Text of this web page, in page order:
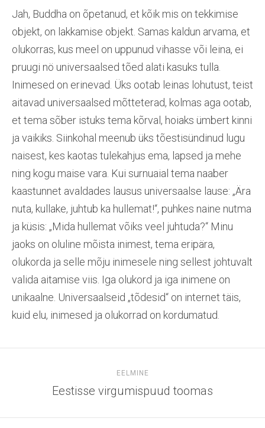
Jah, Buddha on õpetanud, et kõik mis on tekkimise
objekt, on lakkamise objekt. Samas kaldun arvama, et
olukorras, kus meel on uppunud vihasse või leina, ei
pruugi nö universaalsed tõed alati kasuks tulla.
Inimesed on erinevad. Üks ootab leinas lohutust, teist
aitavad universaalsed mõtteterad, kolmas aga ootab,
et tema sõber istuks tema kõrval, hoiaks ümbert kinni
ja vaikiks. Siinkohal meenub üks tõestisündinud lugu
naisest, kes kaotas tulekahjus ema, lapsed ja mehe
ning kogu maise vara. Kui surnuaial tema naaber
kaastunnet avaldades lausus universaalse lause: „Ära
nuta, kullake, juhtub ka hullemat!“, puhkes naine nutma
ja küsis: „Mida hullemat võiks veel juhtuda?“ Minu
jaoks on oluline mõista inimest, tema eripära,
olukorda ja selle mõju inimesele ning sellest johtuvalt
valida aitamise viis. Iga olukord ja iga inimene on
unikaalne. Universaalseid „tõdesid“ on internet täis,
kuid elu, inimesed ja olukorrad on kordumatud.
EELMINE
Eestisse virgumispuud toomas